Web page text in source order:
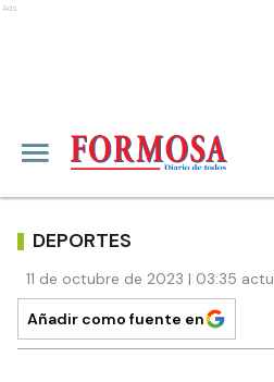
Ads
DEPORTES
11 de octubre de 2023 | 03:35
Añadir como fuente en